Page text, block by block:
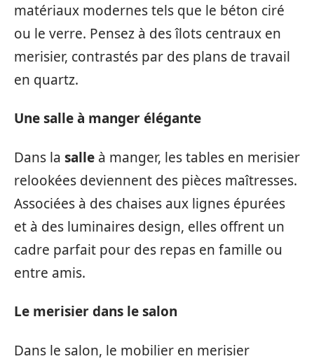
matériaux modernes tels que le béton ciré
ou le verre. Pensez à des îlots centraux en
merisier, contrastés par des plans de travail
en quartz.
Une salle à manger élégante
Dans la salle à manger, les tables en merisier
relookées deviennent des pièces maîtresses.
Associées à des chaises aux lignes épurées
et à des luminaires design, elles offrent un
cadre parfait pour des repas en famille ou
entre amis.
Le merisier dans le salon
Dans le salon, le mobilier en merisier